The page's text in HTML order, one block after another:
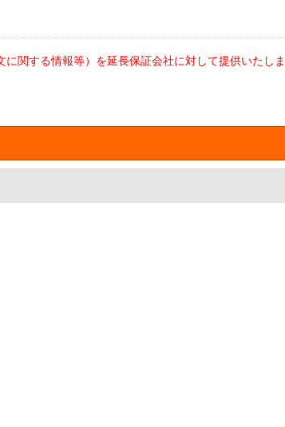
関する情報等）を延長保証会社に対して提供いたし